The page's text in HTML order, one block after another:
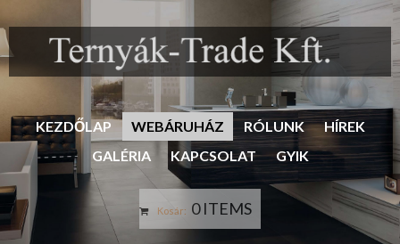
KEZDŐLAP WEBÁRUHÁZ RÓLUNK
HÍREK
GALÉRIA
KAPCSOLAT GYIK
Kosár: 0 ITEMS